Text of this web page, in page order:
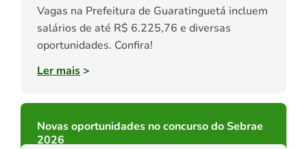
Vagas na Prefeitura de Guaratinguetá incluem
salários de até R$ 6.225,76 e diversas
oportunidades. Confira!
Ler mais>
Novas oportunidades no concurso do Sebrae
2026